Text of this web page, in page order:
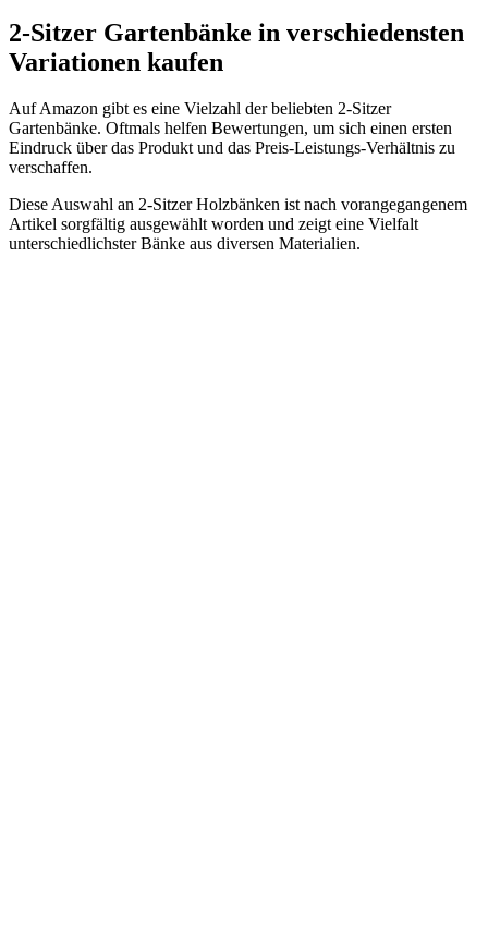
2-Sitzer Gartenbänke in verschiedensten
Variationen kaufen
Auf Amazon gibt es eine Vielzahl der beliebten 2-Sitzer
Gartenbänke. Oftmals helfen Bewertungen, um sich einen ersten
Eindruck über das Produkt und das Preis-Leistungs-Verhältnis zu
verschaffen.
Diese Auswahl an 2-Sitzer Holzbänken ist nach vorangegangenem
Artikel sorgfältig ausgewählt worden und zeigt eine Vielfalt
unterschiedlichster Bänke aus diversen Materialien.